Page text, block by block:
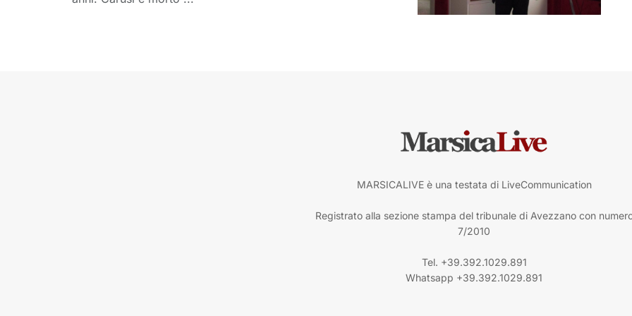
MARSICALIVE è una testata di LiveCommunication
Registrato alla sezione stampa del tribunale di Avezzano con
7/2010
Tel. +39.392.1029.891
Whatsapp +39.392.1029.891